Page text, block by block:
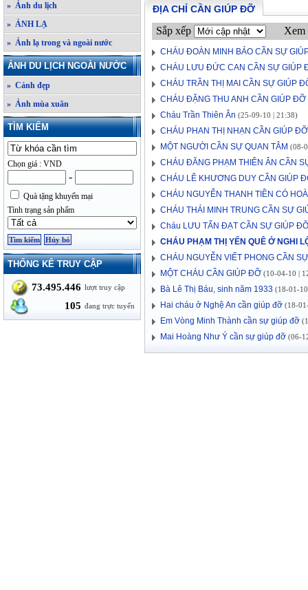
» Ảnh du lịch
» ẢNH LẠ
» Ảnh lạ trong và ngoài nước
ẢNH DU LỊCH NGOÀI NƯỚC
» Cảnh đẹp
» Ảnh mùa xuân
TÌM KIẾM
Chọn giá : VND
-
Quà tặng khuyến mại
Tình trạng sản phẩm
THỐNG KÊ TRUY CẬP
73.495.446 lượt truy cập
105 đang trực tuyến
ĐỊA CHỈ CẦN GIÚP ĐỠ
Sắp xếp Xem
CHÁU ĐOÀN MINH BẢO CẦN SỰ
CHÁU LƯU ĐỨC CAN CẦN SỰ GIÚP
CHÁU TRẦN THỊ MAI CẦN SỰ GIÚP
CHÁU ĐẶNG THU ANH CẦN GIÚP ĐỠ
Cháu Trần Thiên Ân (25-09-10 | 21:38)
CHÁU PHAN THỊ NHẠN CẦN GIÚP ĐỠ
MỘT NGƯỜI CẦN SỰ QUAN TÂM (08-
CHÁU ĐĂNG PHẠM THIÊN ÂN CẦN
CHÁU LÊ KHƯƠNG DUY CẦN GIÚP
CHÁU NGUYỄN THANH TIỀN CÓ
CHÁU THÁI MINH TRUNG CẦN SỰ
Cháu LƯU TẤN ĐẠT CẦN SỰ GIÚP
CHÁU PHẠM THỊ YẾN QUÊ Ở NGHI
CHÁU NGUYỄN VIẾT PHONG CẦN
MỘT CHÁU CẦN GIÚP ĐỠ (10-04-10 |
Bà Lê Thị Báu, sinh năm 1933 (18-01-
Hai cháu ở Nghệ An cần giúp đỡ (18-
Em Vòng Minh Thành cần sự giúp đỡ
Mai Hoàng Như Ý cần sự giúp đỡ (06-